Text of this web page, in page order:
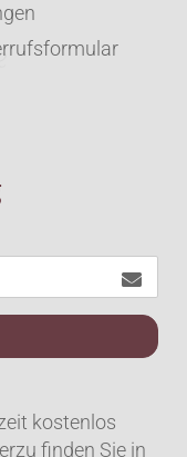
kostenlos
finden Sie in